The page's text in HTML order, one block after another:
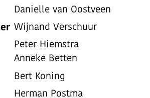
Danielle van Oostveen
Wijnand Verschuur
Peter Hiemstra
Anneke Betten
Bert Koning
Herman Postma